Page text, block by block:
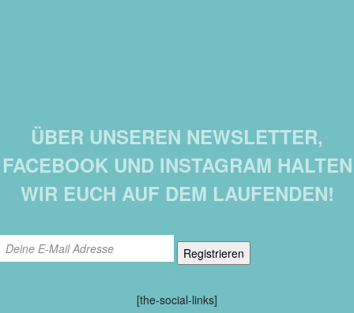
ÜBER UNSEREN NEWSLETTER,
FACEBOOK UND INSTAGRAM HALTEN
WIR EUCH AUF DEM LAUFENDEN!
[the-social-links]